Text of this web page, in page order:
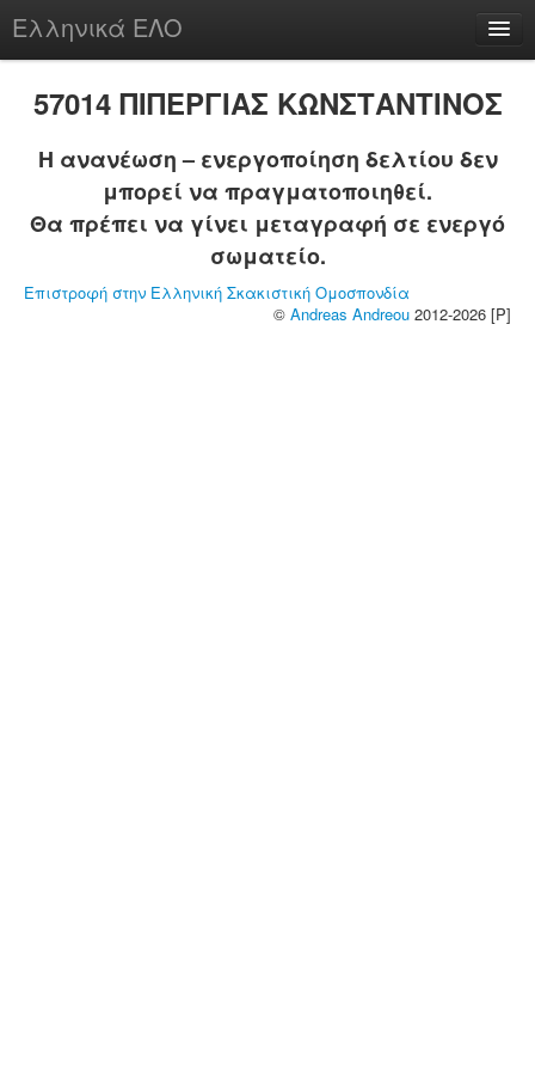
Ελληνικά ΕΛΟ
chesstu.be @ discord
Login
57014 ΠΙΠΕΡΓΙΑΣ ΚΩΝΣΤΑΝΤΙΝΟΣ
Η ανανέωση – ενεργοποίηση δελτίου δεν
μπορεί να πραγματοποιηθεί.
Θα πρέπει να γίνει μεταγραφή σε ενεργό
σωματείο.
Επιστροφή στην Ελληνική Σκακιστική Ομοσπονδία
© Andreas Andreou 2012-2026 [P]